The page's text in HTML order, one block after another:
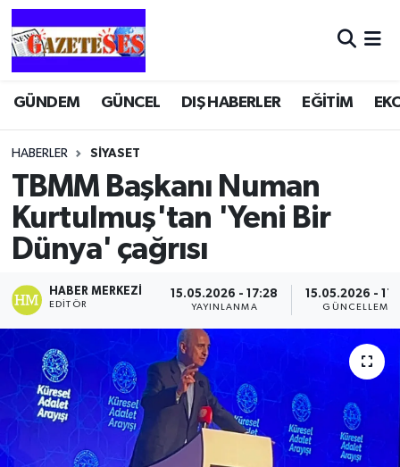
GÜNDEM GÜNCEL DIŞ HABERLER EĞİTİM
HABERLER SİYASET
TBMM Başkanı Numan
Kurtulmuş'tan 'Yeni Bir
Dünya' çağrısı
HABER MERKEZI
EDITÖR
15.05.2026 - 17:28
YAYINLANMA
15.05.2026 -
GÜNCELLEME